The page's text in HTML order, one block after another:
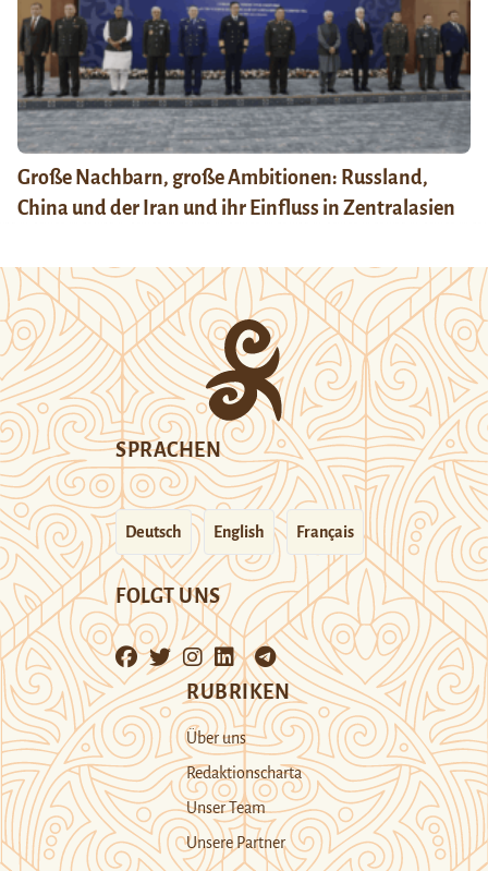
Große Nachbarn, große Ambitionen: Russland,
China und der Iran und ihr Einfluss in Zentralasien
SPRACHEN
Deutsch English Français
FOLGT UNS
RUBRIKEN
Über uns
Redaktionscharta
Unser Team
Unsere Partner